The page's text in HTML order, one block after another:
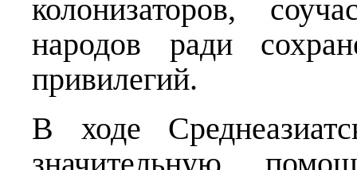
колонизаторов,
народов ради
привилегий.
В ходе